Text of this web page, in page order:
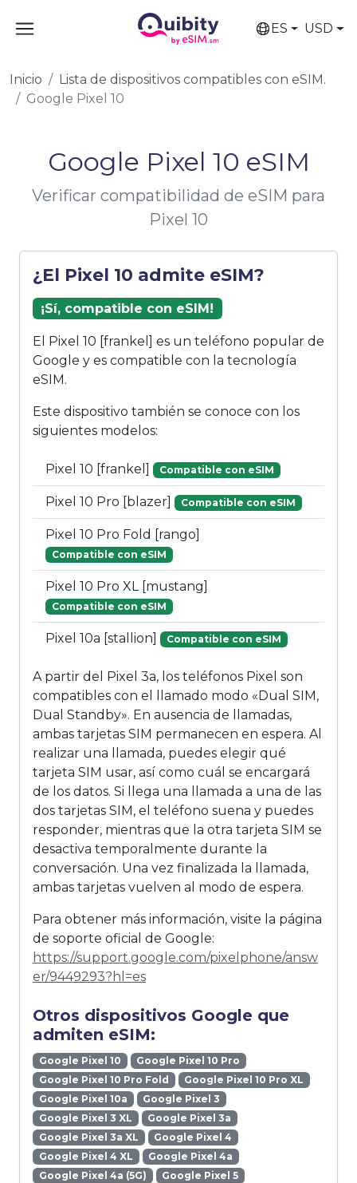
ES USD
Inicio
Lista de dispositivos compatibles con eSIM.
Google Pixel 10
Google Pixel 10 eSIM
Verificar compatibilidad de eSIM para
Pixel 10
¿El Pixel 10 admite eSIM?
¡Sí, compatible con eSIM!
El Pixel 10 [frankel] es un teléfono popular de
Google y es compatible con la tecnología
eSIM.
Este dispositivo también se conoce con los
siguientes modelos:
Pixel 10 [frankel] Compatible con eSIM
Pixel 10 Pro [blazer] Compatible con eSIM
Pixel 10 Pro Fold [rango]
Compatible con eSIM
Pixel 10 Pro XL [mustang]
Compatible con eSIM
Pixel 10a [stallion] Compatible con eSIM
A partir del Pixel 3a, los teléfonos Pixel son
compatibles con el llamado modo «Dual SIM,
Dual Standby». En ausencia de llamadas,
ambas tarjetas SIM permanecen en espera. Al
realizar una llamada, puedes elegir qué
tarjeta SIM usar, así como cuál se encargará
de los datos. Si llega una llamada a una de las
dos tarjetas SIM, el teléfono suena y puedes
responder, mientras que la otra tarjeta SIM se
desactiva temporalmente durante la
conversación. Una vez finalizada la llamada,
ambas tarjetas vuelven al modo de espera.
Para obtener más información, visite la página
de soporte oficial de Google:
https://support.google.com/pixelphone/answ
er/9449293?hl=es
Otros dispositivos Google que
admiten eSIM:
Google Pixel 10
Google Pixel 10 Pro
Google Pixel 10 Pro Fold
Google Pixel 10 Pro XL
Google Pixel 10a
Google Pixel 3
Google Pixel 3 XL
Google Pixel 3a
Google Pixel 3a XL
Google Pixel 4
Google Pixel 4 XL
Google Pixel 4a
Google Pixel 4a (5G)
Google Pixel 5